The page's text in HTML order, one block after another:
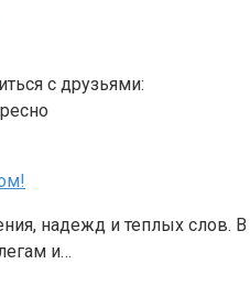
с друзьями:
надежд и теплых слов.
и…